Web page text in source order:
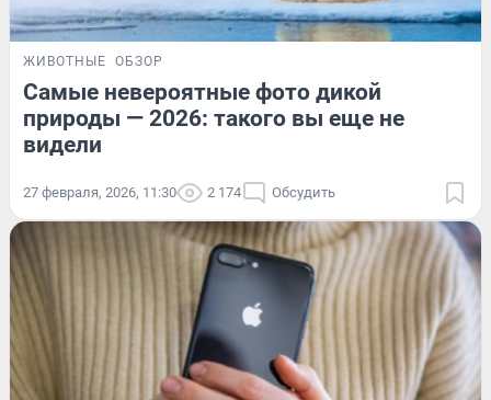
ЖИВОТНЫЕ ОБЗОР
Самые невероятные фото дикой
природы — 2026: такого вы еще не
видели
27 февраля, 2026, 11:30 2 174 Обсудить